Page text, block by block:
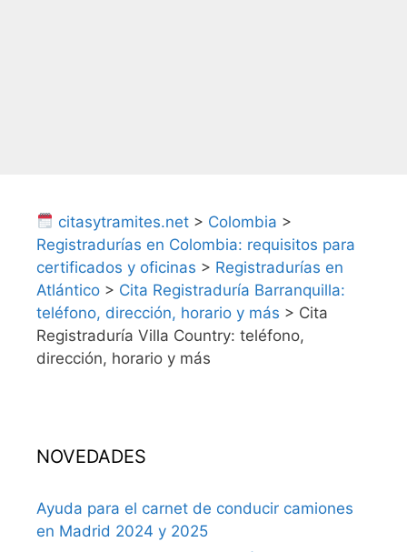
citasytramites.net > Colombia >
Registradurías en Colombia: requisitos para
certificados y oficinas > Registradurías en
Atlántico > Cita Registraduría Barranquilla:
teléfono, dirección, horario y más > Cita
Registraduría Villa Country: teléfono,
dirección, horario y más
NOVEDADES
Ayuda para el carnet de conducir camiones
en Madrid 2024 y 2025